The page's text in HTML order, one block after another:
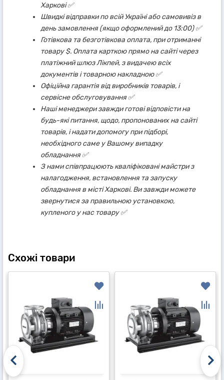
Харкові ✅
Швидкі відправки по всій Україні або самовивіз в
день замовлення (якщо оформлений до 13:00) ✅
Готівкова та безготівкова оплата, при отриманні
товару $. Оплата карткою прямо на сайті через
платіжний шлюз Лікпей, з видачею всіх
документів і товарною накладною ✅
Офіційна гарантія від виробників товарів, і
сервісне обслуговування ✅
Наші менеджери завжди готові відповісти на
будь-які питання, щодо, пропонованих на сайті
товарів, і надати допомогу при підборі,
необхідного саме у Вашому випадку
обладнання ✅
З нами співпрацюють кваліфіковані майстри з
налагодження, встановлення та запуску
обладнання в місті Харкові. Ви завжди можете
звернутися за правильною установкою,
купленого у нас товару ✅
Схожі товари